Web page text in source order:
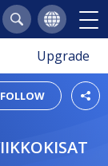
Upgrade
FOLLOW